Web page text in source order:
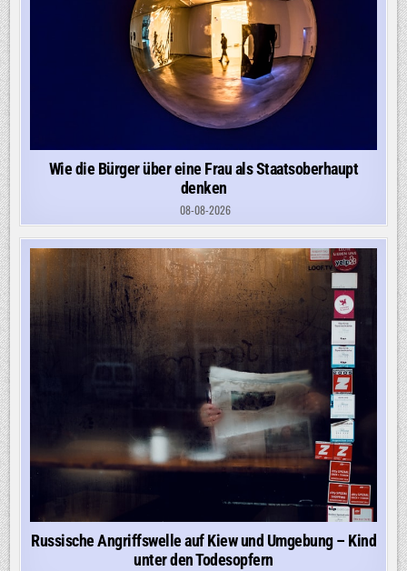
Wie die Bürger über eine Frau als Staatsoberhaupt
denken
08-08-2026
Russische Angriffswelle auf Kiew und Umgebung – Kind
unter den Todesopfern